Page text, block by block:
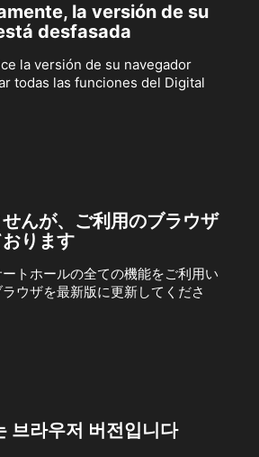
la versión de su
desfasada
la versión de su navegador
todas las funciones del Digital
んが、ご利用のブラウザ
ります
トホールの全ての機能をご利用い
ウザを最新版に更新してくださ
브라우저 버전입니다